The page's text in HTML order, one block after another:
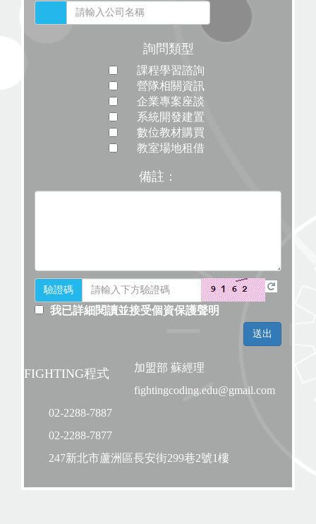
詢問類型
課程學習諮詢
營隊相關資訊
企業專案座談
系統開發建置
數位教材購買
教室場地租借
備註：
驗證碼
我已詳細閱讀並接受個資保護聲明
FIGHTING程式
加盟部 蘇經理
fightingcoding.edu@gmail.com
02-2288-7887
02-2288-7877
247新北市蘆洲區長安街299巷2號1樓